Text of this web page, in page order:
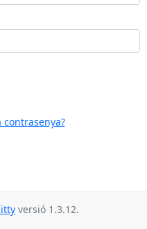
versió 1.3.12.